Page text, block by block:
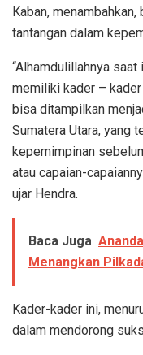
Kaban,
tantangan dalam
“Alhamdulillahnya
memiliki kader –
bisa ditampilkan
Sumatera Utara, yang
kepemimpinan
atau capaian-
ujar Hendra.
Baca Juga
Menangkan
Kader-kader ini,
dalam mendorong